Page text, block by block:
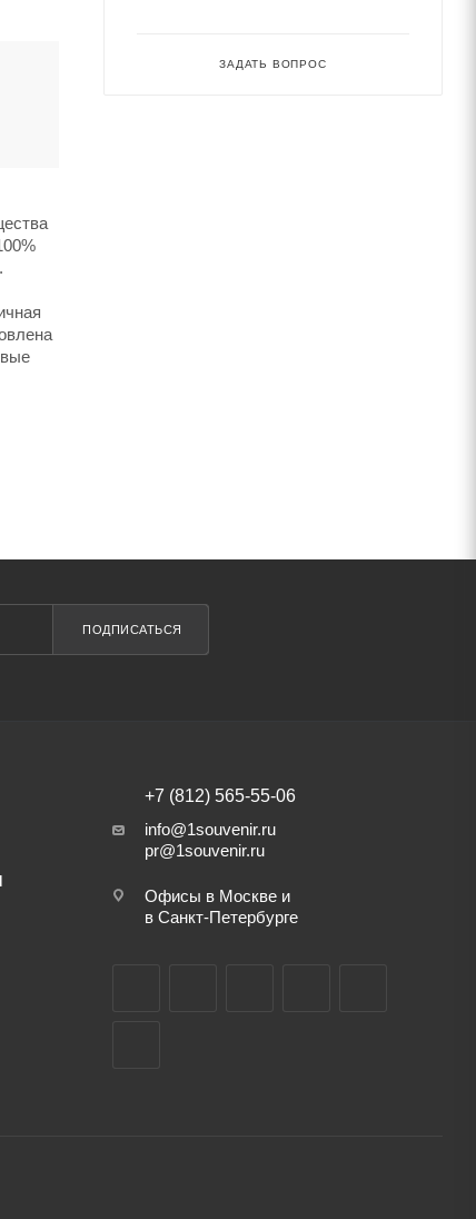
ЗАДАТЬ ВОПРОС
ПОДПИСАТЬСЯ
+7 (812) 565-55-06
info@1souvenir.ru
pr@1souvenir.ru
Офисы в Москве и
в Санкт-Петербурге